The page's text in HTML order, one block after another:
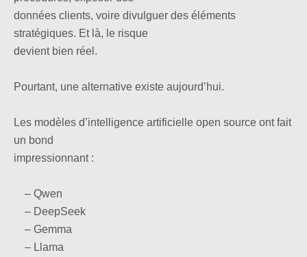
données clients, voire divulguer des éléments
stratégiques. Et là, le risque
devient bien réel.
Pourtant, une alternative existe aujourd’hui.
Les modèles d’intelligence artificielle open source ont fait
un bond
impressionnant :
– Qwen
– DeepSeek
– Gemma
– Llama